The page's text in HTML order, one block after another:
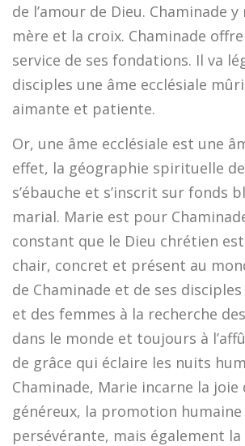
de l’amour de Dieu. Chaminade
mère et la croix. Chaminade offre
service de ses fondations. Il va
disciples une âme ecclésiale
aimante et patiente.
Or, une âme ecclésiale est une
effet, la géographie spirituelle
s’ébauche et s’inscrit sur fonds
marial. Marie est pour
constant que le Dieu chrétien
chair, concret et présent au
de Chaminade et de ses
et des femmes à la recherche
dans le monde et toujours à
de grâce qui éclaire les nuits
Chaminade, Marie incarne la
généreux, la promotion
persévérante, mais également